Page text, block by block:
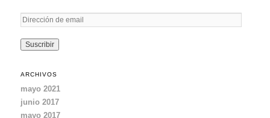
D
r
c
i
ó
n
ARCHIVOS
mayo 2021
junio 2017
mayo 2017